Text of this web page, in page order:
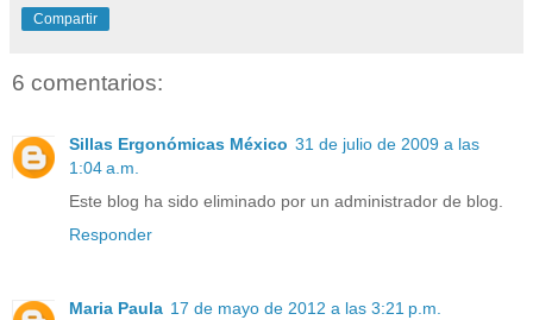
Compartir
6 comentarios:
Sillas Ergonómicas México 31 de julio de 2009 a las
1:04 a.m.
Este blog ha sido eliminado por un administrador de blog.
Responder
Maria Paula 17 de mayo de 2012 a las 3:21 p.m.